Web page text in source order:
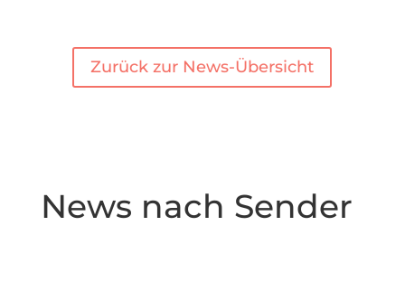
Zurück zur News-Übersicht
News nach Sender